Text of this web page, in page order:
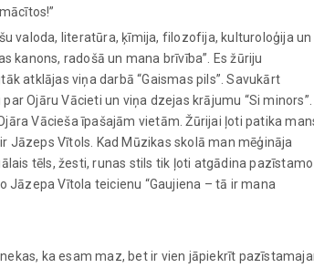
valoda, literatūra, ķīmija, filozofija, kulturoloģija un
kanons, radošā un mana brīvība”. Es žūriju
atklājas viņa darbā “Gaismas pils”. Savukārt
Ojāru Vācieti un viņa dzejas krājumu “Si minors”.
Vācieša īpašajām vietām. Žūrijai ļoti patika
Jāzeps Vītols. Kad Mūzikas skolā man mēģināja
tēls, žesti, runas stils tik ļoti atgādina pazīstamo
Jāzepa Vītola teicienu “Gaujiena – tā ir mana
ka esam maz, bet ir vien jāpiekrīt